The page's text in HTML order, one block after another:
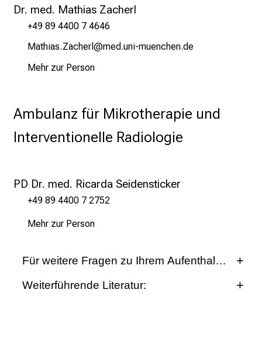
Dr. med. Mathias Zacherl
+49 89 4400 7 4646
OgbzlgcsLJgyzipä
vimsful_vfiuyziu mi
Mehr zur Person
Ambulanz für Mikrotherapie und
Interventionelle Radiologie
PD Dr. med. Ricarda Seidensticker
+49 89 4400 7 2752
Mehr zur Person
Für weitere Fragen zu Ihrem Aufenthalt
Weiterführende Literatur: